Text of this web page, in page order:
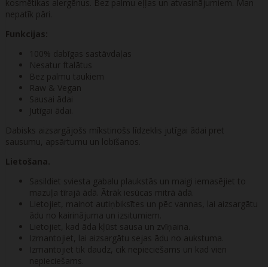
kosmētikas alergēnus. Bez palmu eļļas un atvasinājumiem. Man
nepatīk pāri.
Funkcijas:
100% dabīgas sastāvdaļas
Nesatur ftalātus
Bez palmu taukiem
Raw & Vegan
Sausai ādai
Jutīgai ādai.
Dabisks aizsargājošs mīkstinošs līdzeklis jutīgai ādai pret
sausumu, apsārtumu un lobīšanos.
Lietošana.
Sasildiet sviesta gabalu plaukstās un maigi iemasējiet to
mazuļa tīrajā ādā. Ātrāk iesūcas mitrā ādā.
Lietojiet, mainot autiņbiksītes un pēc vannas, lai aizsargātu
ādu no kairinājuma un izsitumiem.
Lietojiet, kad āda kļūst sausa un zvīņaina.
Izmantojiet, lai aizsargātu sejas ādu no aukstuma.
Izmantojiet tik daudz, cik nepieciešams un kad vien
nepieciešams.